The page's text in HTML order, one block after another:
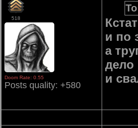
518
Doom Rate: 0.55
Posts quality: +580
и по
а
дело
и